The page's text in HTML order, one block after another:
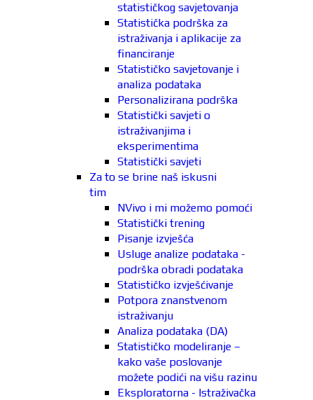
statističkog savjetovanja
Statistička podrška za
istraživanja i aplikacije za
financiranje
Statističko savjetovanje i
analiza podataka
Personalizirana podrška
Statistički savjeti o
istraživanjima i
eksperimentima
Statistički savjeti
Za to se brine naš iskusni
tim
NVivo i mi možemo pomoći
Statistički trening
Pisanje izvješća
Usluge analize podataka -
podrška obradi podataka
Statističko izvješćivanje
Potpora znanstvenom
istraživanju
Analiza podataka (DA)
Statističko modeliranje –
kako vaše poslovanje
možete podići na višu razinu
Eksploratorna - Istraživačka